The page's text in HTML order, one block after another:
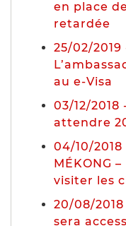
en place
retardée
25/02/2019
au e-Visa
03/12/2018
attendre
04/10/2018
MÉKONG
visiter les
20/08/2018
sera